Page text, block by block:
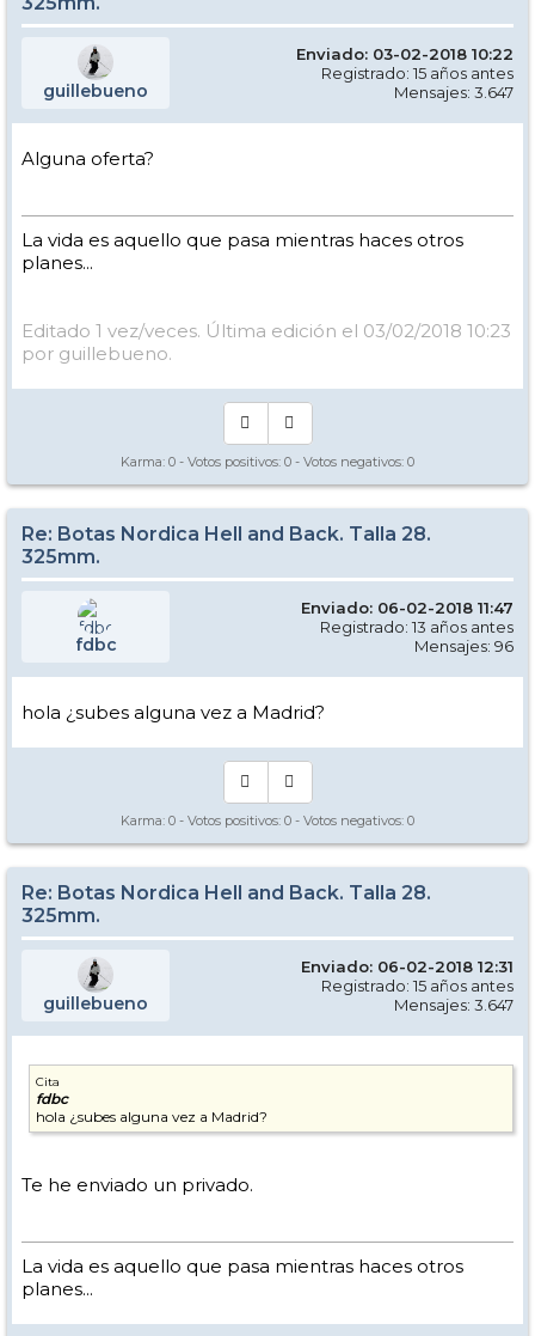
guillebueno
Enviado: 03-02-2018 10:22
Registrado: 15 años antes
Mensajes: 3.647
Alguna oferta?
La vida es aquello que pasa mientras haces otros
planes...
Editado 1 vez/veces. Última edición el 03/02/2018 10:23
por guillebueno.
Karma: 0 - Votos positivos: 0 - Votos negativos: 0
Re: Botas Nordica Hell and Back. Talla 28.
325mm.
fdbc
Enviado: 06-02-2018 11:47
Registrado: 13 años antes
Mensajes: 96
hola ¿subes alguna vez a Madrid?
Karma: 0 - Votos positivos: 0 - Votos negativos: 0
Re: Botas Nordica Hell and Back. Talla 28.
325mm.
guillebueno
Enviado: 06-02-2018 12:31
Registrado: 15 años antes
Mensajes: 3.647
Cita
fdbc
hola ¿subes alguna vez a Madrid?
Te he enviado un privado.
La vida es aquello que pasa mientras haces otros
planes...